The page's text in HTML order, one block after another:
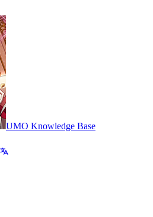
UMO Knowledge Base